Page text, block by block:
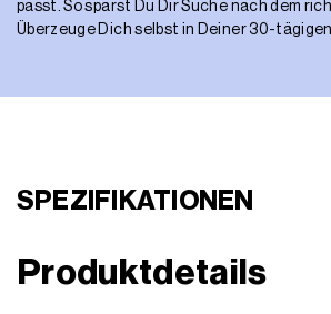
passt. So sparst Du Dir Suche nach dem
Überzeuge Dich selbst in Deiner 30-
SPEZIFIKATIONEN
Produktdetails